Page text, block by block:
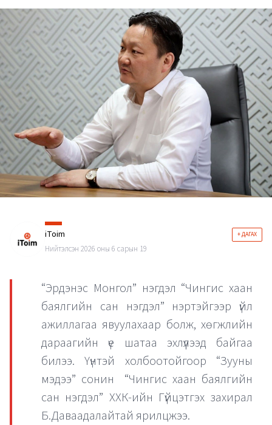
iToim + ДАГАХ
Нийтэлсэн 2026 оны 6 сарын 19
“Эрдэнэс Монгол” нэгдэл “Чингис хаан
баялгийн сан нэгдэл” нэртэйгээр үйл
ажиллагаа явуулахаар болж, хөгжлийн
дараагийн үе шатаа эхлүүлээд байгаа
билээ. Үүнтэй холбоотойгоор “Зууны
мэдээ” сонин “Чингис хаан баялгийн
сан нэгдэл” ХХК-ийн Гүйцэтгэх захирал
Б.Даваадалайтай ярилцжээ.